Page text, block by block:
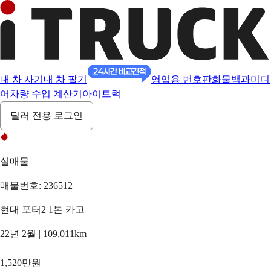
내 차 사기 내 차 팔기 영업용 번호판화물백과미디
어 차량 수입 계산기 아이트럭
딜러 전용 로그인
실매물
매물번호: 236512
현대 포터2 1톤 카고
22년 2월 | 109,011km
1,520만원